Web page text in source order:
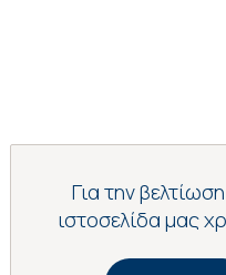
Για την
ιστοσελίδα μας